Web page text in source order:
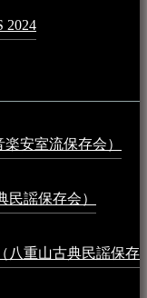
2024
安室流保存会）
謡保存会）
八重山古典民謡保存